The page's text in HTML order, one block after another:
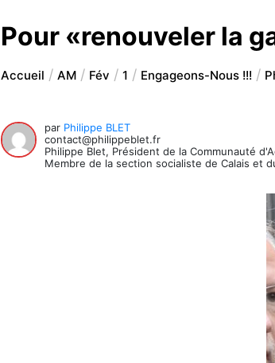
Pour «renouveler la
Accueil AM Fév 1 Engageons-Nous !!!
par Philippe BLET
contact@philippeblet.fr
Philippe Blet, Président de la Communauté
Membre de la section socialiste de Calais et